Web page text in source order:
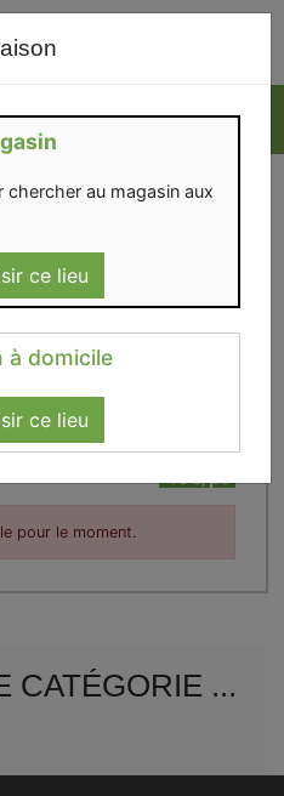
chercher au magasin aux
ce lieu
à domicile
ce lieu
pour le moment.
CATÉGORIE ...